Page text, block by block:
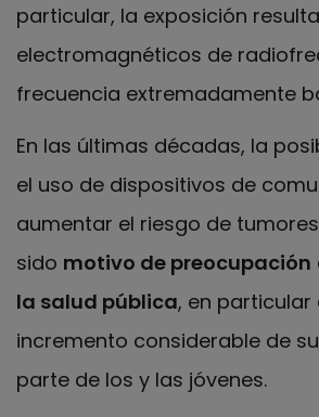
particular, la exposición
electromagnéticos de
frecuencia extremadamente
En las últimas décadas, la
el uso de dispositivos de
aumentar el riesgo de
sido motivo de preocupación
la salud pública, en particular
incremento considerable de
parte de los y las jóvenes.